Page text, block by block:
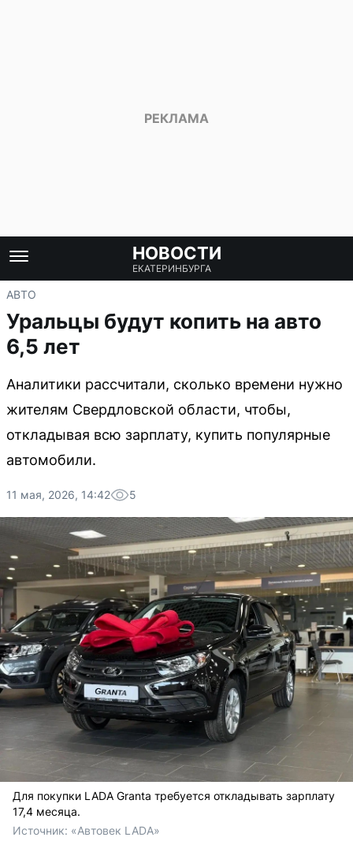
НОВОСТИ
ЕКАТЕРИНБУРГА
АВТО
Уральцы будут копить на авто
6,5 лет
Аналитики рассчитали, сколько времени нужно
жителям Свердловской области, чтобы,
откладывая всю зарплату, купить популярные
автомобили.
11 мая, 2026, 14:42 5
Для покупки LADA Granta требуется откладывать зарплату
17,4 месяца.
Источник: «Автовек LADA»